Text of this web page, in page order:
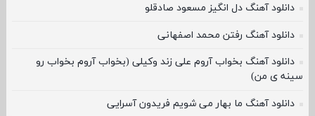
دانلود آهنگ دل انگیز مسعود صادقلو
دانلود آهنگ رفتن محمد اصفهانی
دانلود آهنگ بخواب آروم علی زند وکیلی (بخواب آروم بخواب رو
سینه ی من)
دانلود آهنگ ما بهار می شویم فریدون آسرایی